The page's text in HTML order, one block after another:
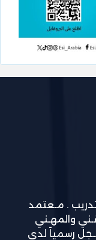
. مـعتمد
والمهـني
رسمياً لدي